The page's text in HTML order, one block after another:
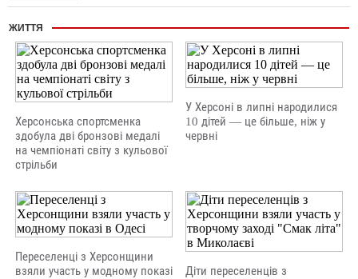
ЖИТТЯ
Херсонська спортсменка
здобула дві бронзові медалі
на чемпіонаті світу з кульової
стрільби
У Херсоні в липні народилися
10 дітей — це більше, ніж у
червні
Переселенці з Херсонщини
взяли участь у модному показі
Діти переселенців з